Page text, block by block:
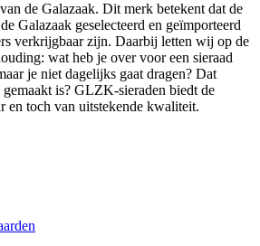
de Galazaak. Dit merk betekent dat de
Galazaak geselecteerd en geïmporteerd
verkrijgbaar zijn. Daarbij letten wij op de
wat heb je over voor een sieraad
je niet dagelijks gaat dragen? Dat
is? GLZK-sieraden biedt de
en toch van uitstekende kwaliteit.